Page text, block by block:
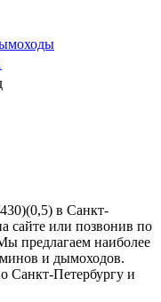
в Санкт-
сайте или позвонив по
предлагаем наиболее
и дымоходов.
Санкт-Петербургу и